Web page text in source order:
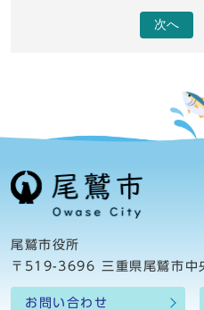
次へ
尾鷲市役所
〒519-3696 三重県尾鷲市中
お問い合わせ